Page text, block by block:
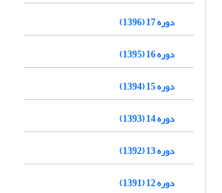
دوره 17 (1396)
دوره 16 (1395)
دوره 15 (1394)
دوره 14 (1393)
دوره 13 (1392)
دوره 12 (1391)